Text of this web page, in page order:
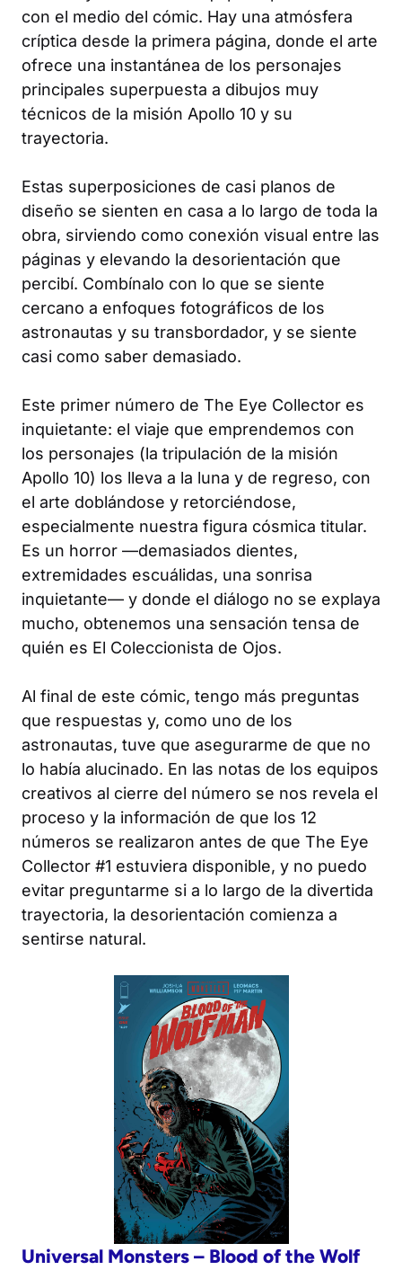
con el medio del cómic. Hay una atmósfera
críptica desde la primera página, donde el arte
ofrece una instantánea de los personajes
principales superpuesta a dibujos muy
técnicos de la misión Apollo 10 y su
trayectoria.
Estas superposiciones de casi planos de
diseño se sienten en casa a lo largo de toda la
obra, sirviendo como conexión visual entre las
páginas y elevando la desorientación que
percibí. Combínalo con lo que se siente
cercano a enfoques fotográficos de los
astronautas y su transbordador, y se siente
casi como saber demasiado.
Este primer número de The Eye Collector es
inquietante: el viaje que emprendemos con
los personajes (la tripulación de la misión
Apollo 10) los lleva a la luna y de regreso, con
el arte doblándose y retorciéndose,
especialmente nuestra figura cósmica titular.
Es un horror —demasiados dientes,
extremidades escuálidas, una sonrisa
inquietante— y donde el diálogo no se explaya
mucho, obtenemos una sensación tensa de
quién es El Coleccionista de Ojos.
Al final de este cómic, tengo más preguntas
que respuestas y, como uno de los
astronautas, tuve que asegurarme de que no
lo había alucinado. En las notas de los equipos
creativos al cierre del número se nos revela el
proceso y la información de que los 12
números se realizaron antes de que The Eye
Collector #1 estuviera disponible, y no puedo
evitar preguntarme si a lo largo de la divertida
trayectoria, la desorientación comienza a
sentirse natural.
Universal Monsters – Blood of the Wolf